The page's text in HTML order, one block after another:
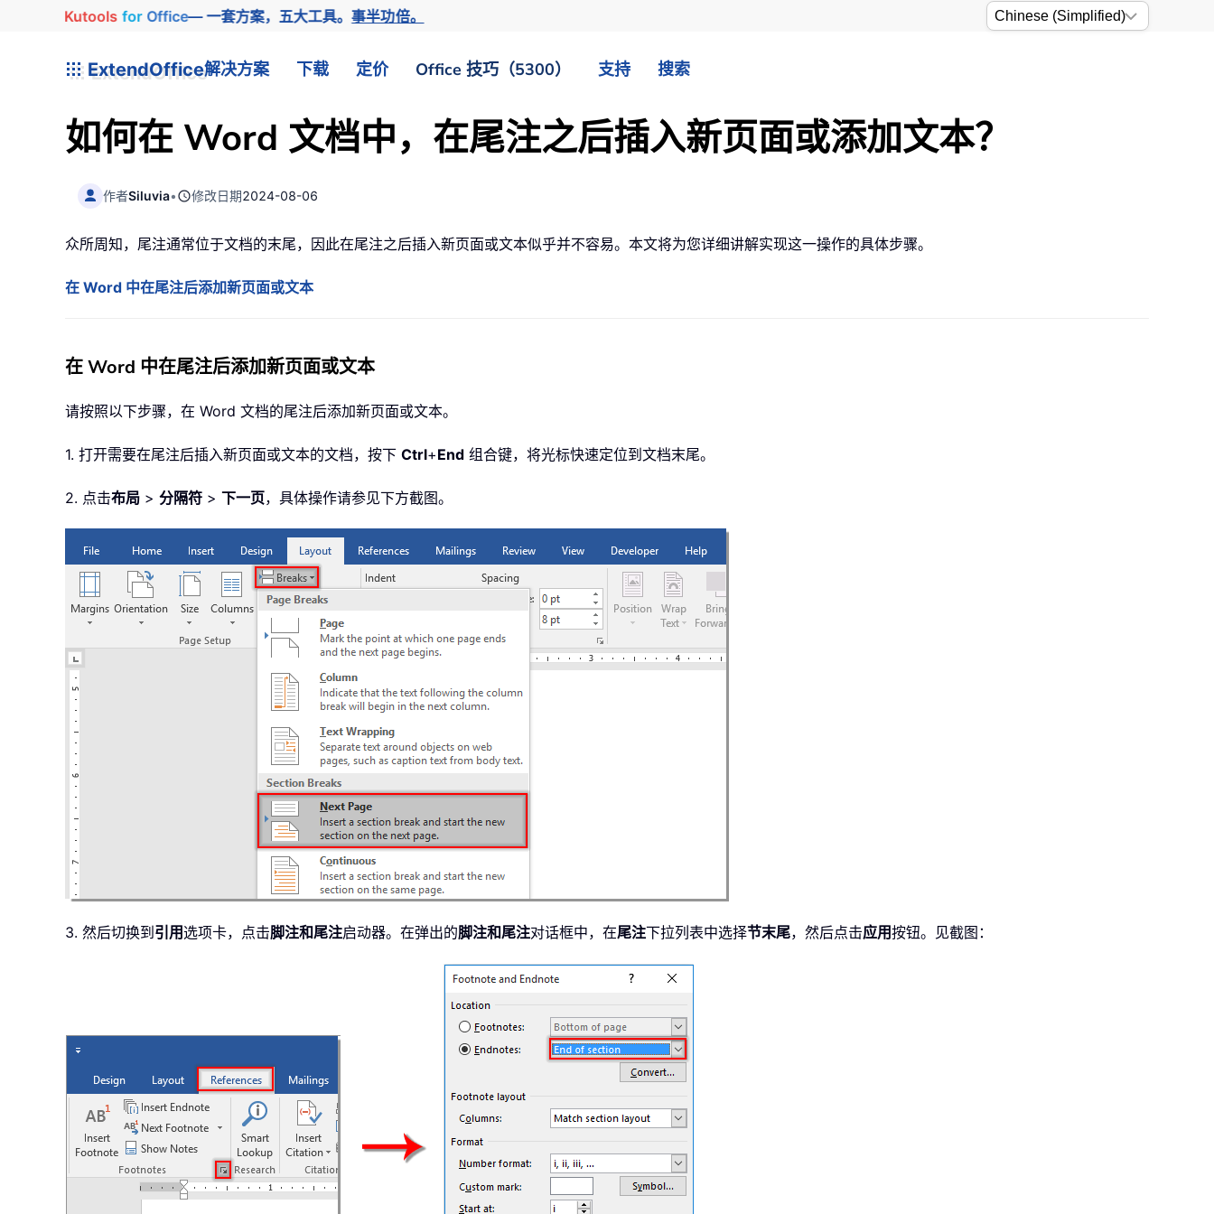
Kutools for Office— 一套方案，五大工具。 事半功倍。
ExtendOffice解决方案 下载 定价 Office 技巧（5300） 支持 搜索
如何在 Word 文档中，在尾注之后插入新页面或添加文本？
作者Siluvia• 修改日期2024-08-06
众所周知，尾注通常位于文档的末尾，因此在尾注之后插入新页面或文本似乎并不容易。本文将为您详细讲解实现这一操作的具体步骤。
在 Word 中在尾注后添加新页面或文本
在 Word 中在尾注后添加新页面或文本
请按照以下步骤，在 Word 文档的尾注后添加新页面或文本。
1. 打开需要在尾注后插入新页面或文本的文档，按下 Ctrl+End 组合键，将光标快速定位到文档末尾。
2. 点击布局 > 分隔符 > 下一页，具体操作请参见下方截图。
3. 然后切换到 引用选项卡，点击脚注和尾注启动器。在弹出的脚注和尾注对话框中，在尾注下拉列表中选择节末尾，然后点击应用按钮。见截图：